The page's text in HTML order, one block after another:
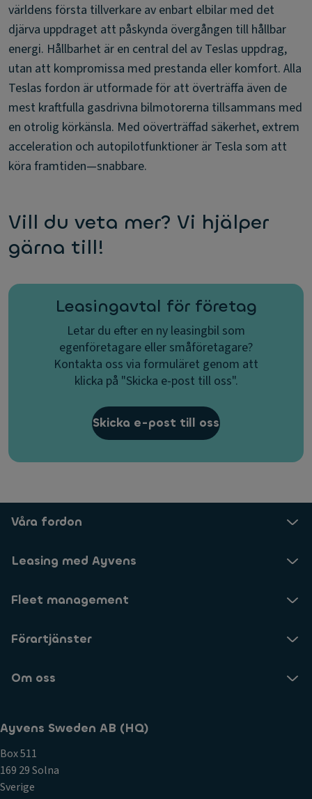
världens första tillverkare av enbart elbilar med det
djärva uppdraget att påskynda övergången till hållbar
energi. Hållbarhet är en central del av Teslas uppdrag,
utan att kompromissa med prestanda eller komfort. Alla
Teslas fordon är utformade för att överträffa även de
mest kraftfulla gasdrivna bilmotorerna tillsammans med
en otrolig körkänsla. Med oöverträffad säkerhet, extrem
acceleration och autopilotfunktioner är Tesla som att
köra framtiden—snabbare.
Vill du veta mer? Vi hjälper
gärna till!
Leasingavtal för företag
Letar du efter en ny leasingbil som
egenföretagare eller småföretagare?
Kontakta oss via formuläret genom att
klicka på "Skicka e-post till oss".
Skicka e-post till oss
Våra fordon
Leasing med Ayvens
Fleet management
Förartjänster
Om oss
Ayvens Sweden AB (HQ)
Box 511
169 29 Solna
Sverige